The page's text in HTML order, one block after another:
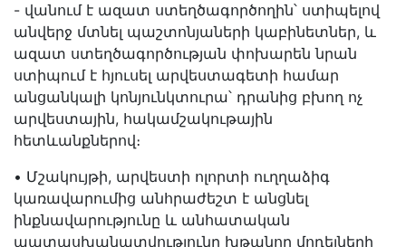
- վանում է ազատ ստեղծագործողին՝ ստիպելով
անվերջ մտնել պաշտոնյաների կաբինետներ, և
ազատ ստեղծագործության փոխարեն նրան
ստիպում է հյուսել արվեստագետի համար
անցանկալի կոնյունկտուրա՝ դրանից բխող ոչ
արվեստային, հակամշակութային
հետևանքներով։
• Մշակույթի, արվեստի ոլորտի ուղղաձիգ
կառավարումից անհրաժեշտ է անցնել
ինքնավարությունը և անհատական
պատասխանատվությունը խթանող մոդելների